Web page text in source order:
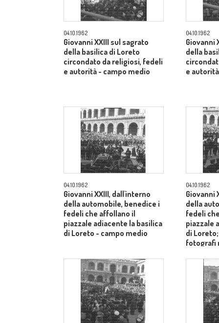
04.10.1962
Giovanni XXIII sul sagrato
della basilica di Loreto
circondato da religiosi, fedeli
e autorità - campo medio
04.10.1962
Giovanni
della
e
04.10.1962
Giovanni XXIII, dall'interno
della automobile, benedice i
fedeli che affollano il
piazzale adiacente la basilica
di Loreto - campo medio
04.10.1962
Giovanni
della
fedeli
piazzale
di
fotografi